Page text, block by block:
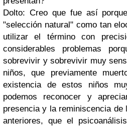
Dolto: Creo que fue así
"selección natural" como tan
utilizar el término con
considerables problemas
sobrevivir y sobrevivir muy
niños, que previamente
existencia de estos niños
podemos reconocer y
presencia y la reminiscencia
anteriores, que el